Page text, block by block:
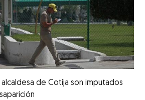
de Cotija son imputados